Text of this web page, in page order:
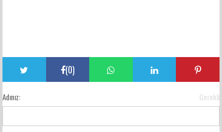
(0)
Adınız: Gerekli